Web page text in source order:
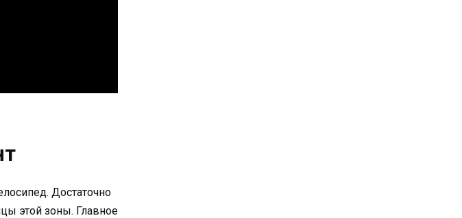
Достаточно
этой зоны. Главное